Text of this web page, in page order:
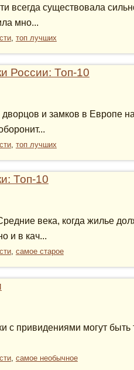
всегда существовала
мно...
, топ лучших
России: Топ-10
и замков в Европе
, топ лучших
Топ-10
века, когда жилье
и в кач...
, самое старое
с привидениями могут
, самое необычное